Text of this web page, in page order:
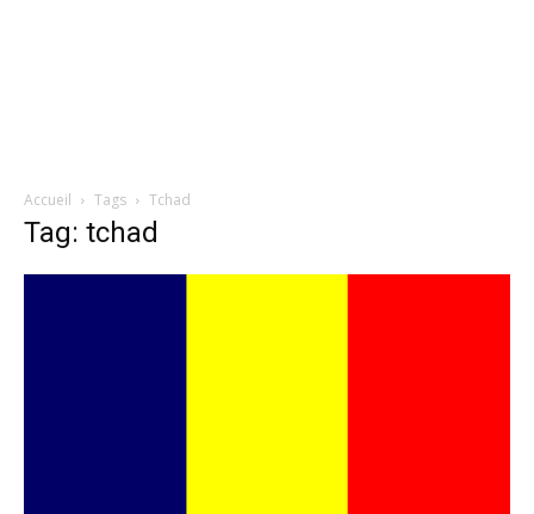
Accueil Tags Tchad
Tag: tchad